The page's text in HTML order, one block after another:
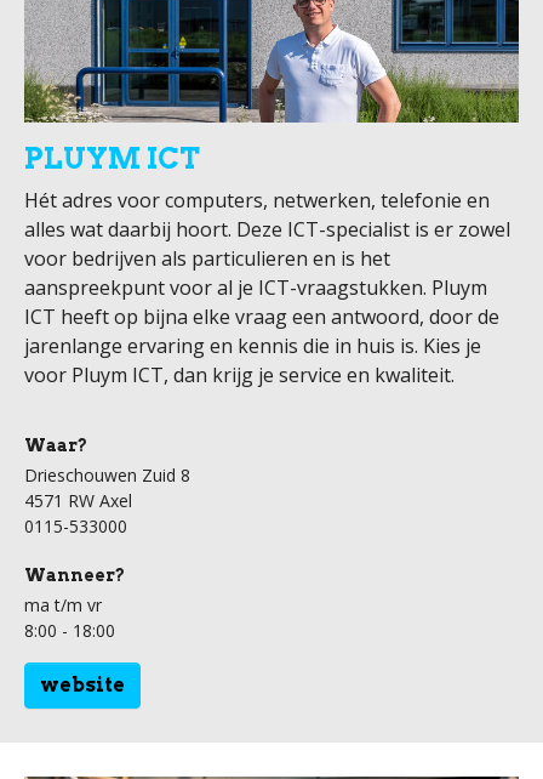
PLUYM ICT
Hét adres voor computers, netwerken, telefonie en
alles wat daarbij hoort. Deze ICT-specialist is er zowel
voor bedrijven als particulieren en is het
aanspreekpunt voor al je ICT-vraagstukken. Pluym
ICT heeft op bijna elke vraag een antwoord, door de
jarenlange ervaring en kennis die in huis is. Kies je
voor Pluym ICT, dan krijg je service en kwaliteit.
Waar?
Drieschouwen Zuid 8
4571 RW Axel
0115-533000
Wanneer?
ma t/m vr
8:00 - 18:00
website